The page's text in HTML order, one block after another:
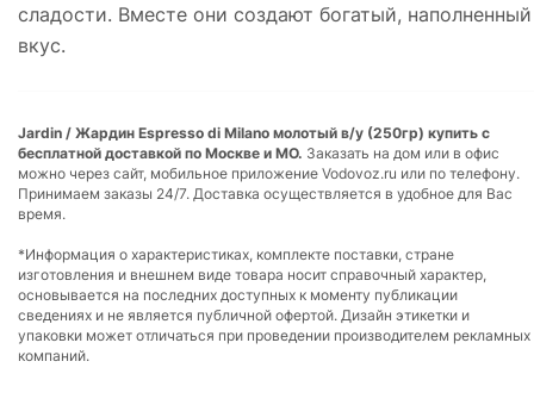
сладости. Вместе они создают богатый, наполненный
вкус.
Jardin / Жардин Espresso di Milano молотый в/у (250гр) купить с
бесплатной доставкой по Москве и МО. Заказать на дом или в офис
можно через сайт, мобильное приложение Vodovoz.ru или по телефону.
Принимаем заказы 24/7. Доставка осуществляется в удобное для Вас
время.
*Информация о характеристиках, комплекте поставки, стране
изготовления и внешнем виде товара носит справочный характер,
основывается на последних доступных к моменту публикации
сведениях и не является публичной офертой. Дизайн этикетки и
упаковки может отличаться при проведении производителем рекламных
компаний.